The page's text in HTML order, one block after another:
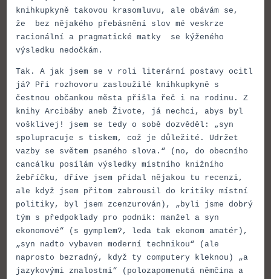
knihkupkyně takovou krasomluvu, ale obávám se,
že bez nějakého přebásnění slov mé veskrze
racionální a pragmatické matky se kýženého
výsledku nedočkám.
Tak. A jak jsem se v roli literární postavy ocitl
já? Při rozhovoru zasloužilé knihkupkyně s
čestnou občankou města přišla řeč i na rodinu. Z
knihy Arcibáby aneb Živote, já nechci, abys byl
vošklivej! jsem se tedy o sobě dozvěděl: „syn
spolupracuje s tiskem, což je důležité. Udržet
vazby se světem psaného slova.“ (no, do obecního
cancálku posílám výsledky místního knižního
žebříčku, dříve jsem přidal nějakou tu recenzi,
ale když jsem přitom zabrousil do kritiky místní
politiky, byl jsem zcenzurován), „byli jsme dobrý
tým s předpoklady pro podnik: manžel a syn
ekonomové“ (s gymplem?, leda tak ekonom amatér),
„syn nadto vybaven moderní technikou“ (ale
naprosto bezradný, když ty computery kleknou) „a
jazykovými znalostmi“ (polozapomenutá němčina a